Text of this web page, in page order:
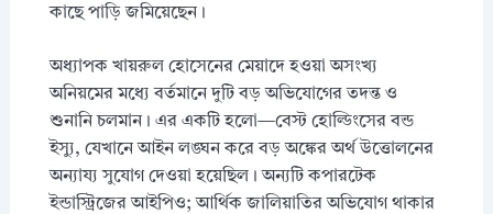
কাছে পাড়ি জমিয়েছেন।
অধ্যাপক খায়রুল হোসেনের মেয়াদে হওয়া অসংখ্য
অনিয়মের মধ্যে বর্তমানে দুটি বড় অভিযোগের তদন্ত ও
শুনানি চলমান। এর একটি হলো—বেস্ট হোল্ডিংসের বন্ড
ইস্যু, যেখানে আইন লঙ্ঘন করে বড় অঙ্কের অর্থ উত্তোলনের
অন্যায্য সুযোগ দেওয়া হয়েছিল। অন্যটি কপারটেক
ইন্ডাস্ট্রিজের আইপিও; আর্থিক জালিয়াতির অভিযোগ থাকার